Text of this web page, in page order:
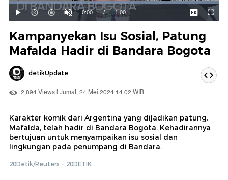
Mainkan
Suara
Hidup
Waktu
ini
0:00 / Durasi
1:00
Dimuat:
100.00%
Kampanyekan Isu Sosial, Patung
Mafalda Hadir di Bandara Bogota
detikUpdate
2,894 Views | Jumat, 24 Mei 2024 14:02 WIB
Karakter komik dari Argentina yang dijadikan patung,
Mafalda, telah hadir di Bandara Bogota. Kehadirannya
bertujuan untuk menyampaikan isu sosial dan
lingkungan pada penumpang di Bandara.
20Detik/Reuters - 20DETIK